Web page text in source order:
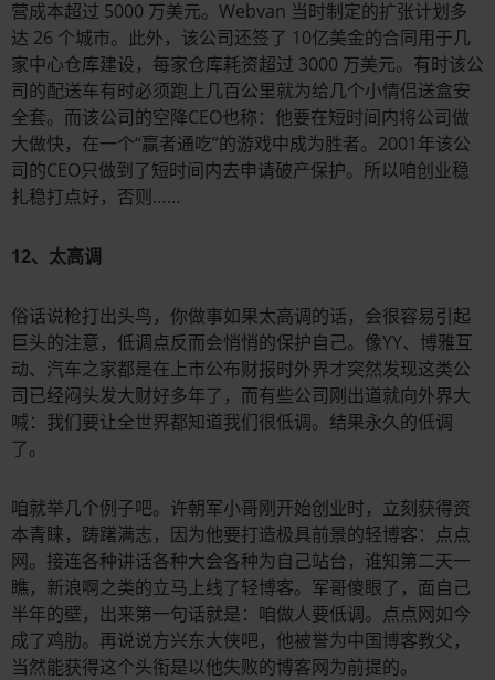
营成本超过 5000 万美元。Webvan 当时制定的扩张计划多
达 26 个城市。此外，该公司还签了 10亿美金的合同用于几
家中心仓库建设，每家仓库耗资超过 3000 万美元。有时该公
司的配送车有时必须跑上几百公里就为给几个小情侣送盒安
全套。而该公司的空降CEO也称：他要在短时间内将公司做
大做快，在一个“赢者通吃”的游戏中成为胜者。2001年该公
司的CEO只做到了短时间内去申请破产保护。所以咱创业稳
扎稳打点好，否则……
12、太高调
俗话说枪打出头鸟，你做事如果太高调的话，会很容易引起
巨头的注意，低调点反而会悄悄的保护自己。像YY、博雅互
动、汽车之家都是在上市公布财报时外界才突然发现这类公
司已经闷头发大财好多年了，而有些公司刚出道就向外界大
喊：我们要让全世界都知道我们很低调。结果永久的低调
了。
咱就举几个例子吧。许朝军小哥刚开始创业时，立刻获得资
本青睐，踌躇满志，因为他要打造极具前景的轻博客：点点
网。接连各种讲话各种大会各种为自己站台，谁知第二天一
瞧，新浪啊之类的立马上线了轻博客。军哥傻眼了，面自己
半年的壁，出来第一句话就是：咱做人要低调。点点网如今
成了鸡肋。再说说方兴东大侠吧，他被誉为中国博客教父，
当然能获得这个头衔是以他失败的博客网为前提的。